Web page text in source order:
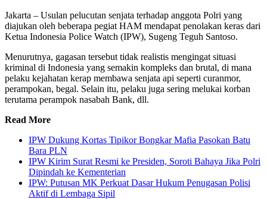
Jakarta – Usulan pelucutan senjata terhadap anggota Polri yang
diajukan oleh beberapa pegiat HAM mendapat penolakan keras dari
Ketua Indonesia Police Watch (IPW), Sugeng Teguh Santoso.
Menurutnya, gagasan tersebut tidak realistis mengingat situasi
kriminal di Indonesia yang semakin kompleks dan brutal, di mana
pelaku kejahatan kerap membawa senjata api seperti curanmor,
perampokan, begal. Selain itu, pelaku juga sering melukai korban
terutama perampok nasabah Bank, dll.
Read More
IPW Dukung Kortas Tipikor Bongkar Mafia Pasokan Batu
Bara PLN
IPW Kirim Surat Resmi ke Presiden, Soroti Bahaya Jika Polri
Dipindah ke Kementerian
IPW: Putusan MK Perkuat Dasar Hukum Penugasan Polisi
Aktif di Lembaga Sipil